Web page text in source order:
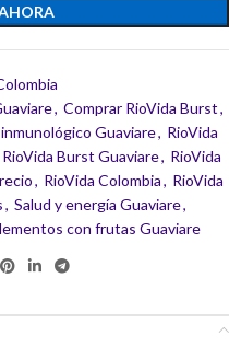
, Comprar RioVida Burst,
Guaviare, RioVida
RioVida Burst Guaviare, RioVida
, RioVida Colombia, RioVida
, Salud y energía Guaviare,
con frutas Guaviare